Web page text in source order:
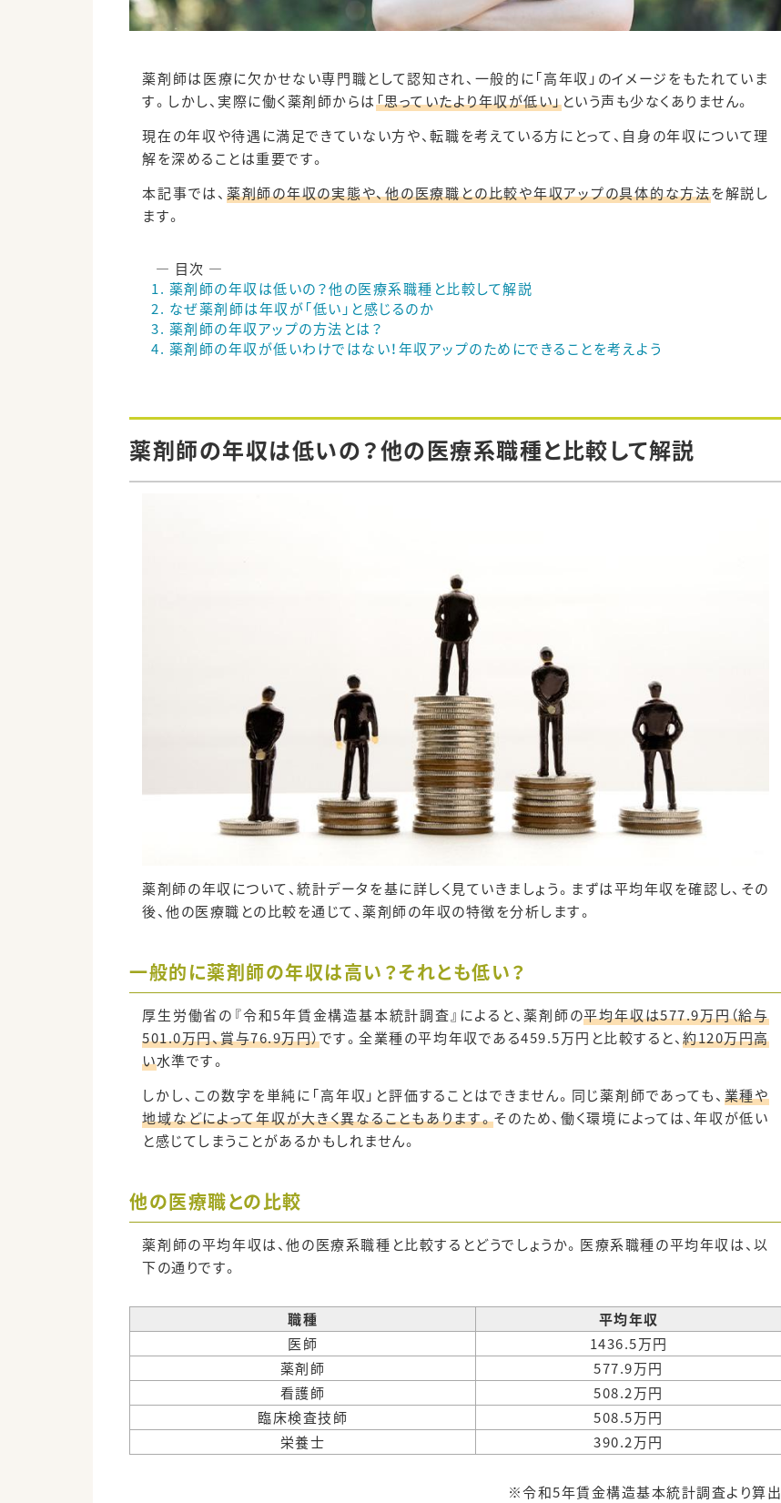
薬剤師は医療に欠かせない専門職として認知され、一般的に「高年収」のイメージをもたれていま
す。しかし、実際に働く薬剤師からは「思っていたより年収が低い」という声も少なくありません。
現在の年収や待遇に満足できていない方や、転職を考えている方にとって、自身の年収について理
解を深めることは重要です。
本記事では、 薬剤師の年収の実態や、他の医療職との比較や年収アップの具体的な方法を解説し
ます。
薬剤師の年収は低いの？他の医療系職種と比較して解説
なぜ薬剤師は年収が「低い」と感じるのか
薬剤師の年収アップの方法とは？
薬剤師の年収が低いわけではない！年収アップのためにできることを考えよう
薬剤師の年収は低いの？他の医療系職種と比較して解説
薬剤師の年収について、統計データを基に詳しく見ていきましょう。まずは平均年収を確認し、その
後、他の医療職との比較を通じて、薬剤師の年収の特徴を分析します。
一般的に薬剤師の年収は高い？それとも低い？
厚生労働省の『令和5年賃金構造基本統計調査』によると、薬剤師の平均年収は577.9万円（給与
501.0万円、賞与76.9万円）です。全業種の平均年収である459.5万円と比較すると、約120万円高
い水準です。
しかし、この数字を単純に「高年収」と評価することはできません。同じ薬剤師であっても、 業種や
地域などによって年収が大きく異なることもあります。そのため、働く環境によっては、年収が低い
と感じてしまうことがあるかもしれません。
他の医療職との比較
薬剤師の平均年収は、他の医療系職種と比較するとどうでしょうか。医療系職種の平均年収は、以
下の通りです。
職種
平均年収
医師
1436.5万円
薬剤師
577.9万円
看護師
508.2万円
臨床検査技師
508.5万円
栄養士
390.2万円
※令和5年賃金構造基本統計調査より算出